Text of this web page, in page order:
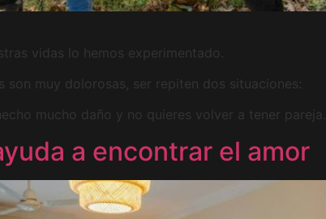
vidas lo hemos experimentado.
son muy dolorosas, ser repiten dos situaciones:
mucho daño y no quieres volver a tener pareja.
a encontrar el amor